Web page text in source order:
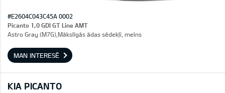
#E2604C043C45A 0002
Picanto 1,0 GDI GT Line AMT
Astro Gray (M7G),Mākslīgās ādas sēdekļi, melns
MAN INTERESĒ
KIA PICANTO